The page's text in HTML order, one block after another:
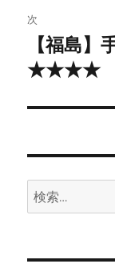
ゲ
ー
ン
次
の
稿:
【福島
★★★★
検
索: